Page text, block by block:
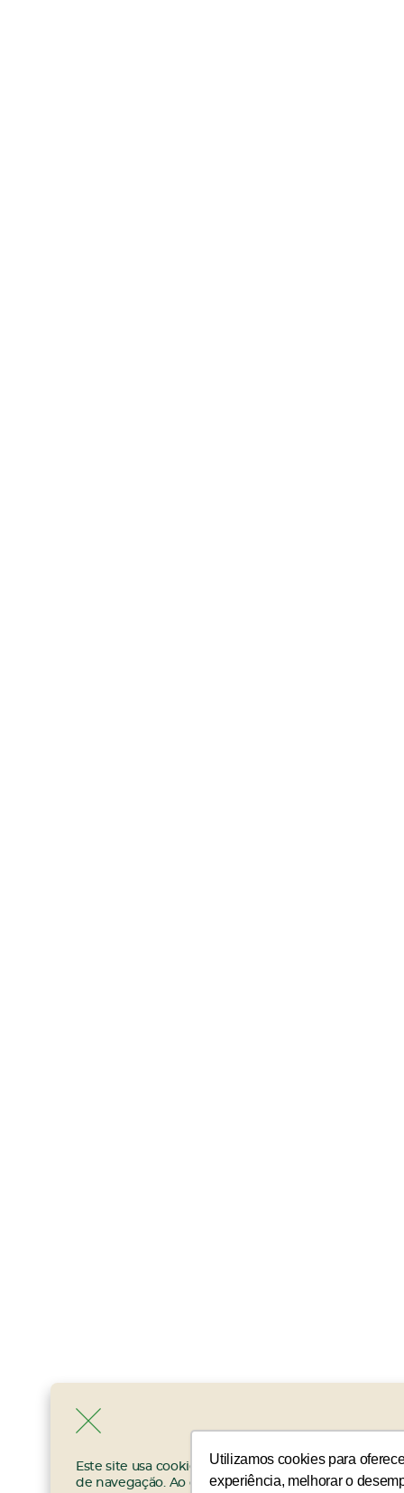
Utilizamos cookies para
experiência, melhorar o
Este site usa cookies para lhe oferecer uma melhor
de navegação. Ao continuar a usar este site, você